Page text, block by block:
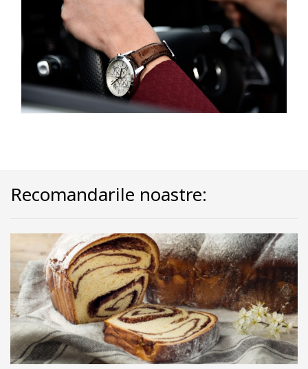
Recomandarile noastre: